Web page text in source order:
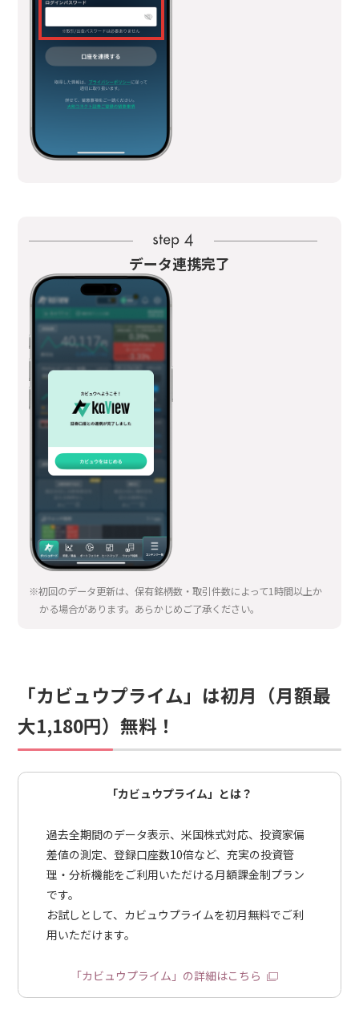
データ連携完了
※初回のデータ更新は、保有銘柄数・取引件数によって1時間以上か
かる場合があります。あらかじめご了承ください。
「カビュウプライム」は初月（月額最
大1,180円）無料！
「カビュウプライム」とは？
過去全期間のデータ表示、米国株式対応、投資家偏
差値の測定、登録口座数10倍など、充実の投資管
理・分析機能をご利用いただける月額課金制プラン
です。
お試しとして、カビュウプライムを初月無料でご利
用いただけます。
「カビュウプライム」の詳細はこちら